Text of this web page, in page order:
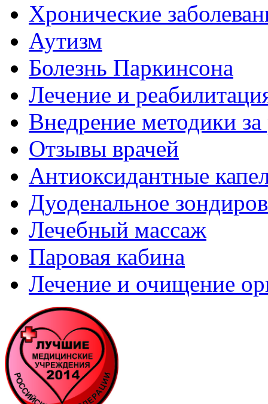
Хронические
Аутизм
Болезнь Паркинсона
Лечение и
Внедрение методики
Отзывы врачей
Антиоксидантные
Дуоденальное
Лечебный массаж
Паровая кабина
Лечение и очищение